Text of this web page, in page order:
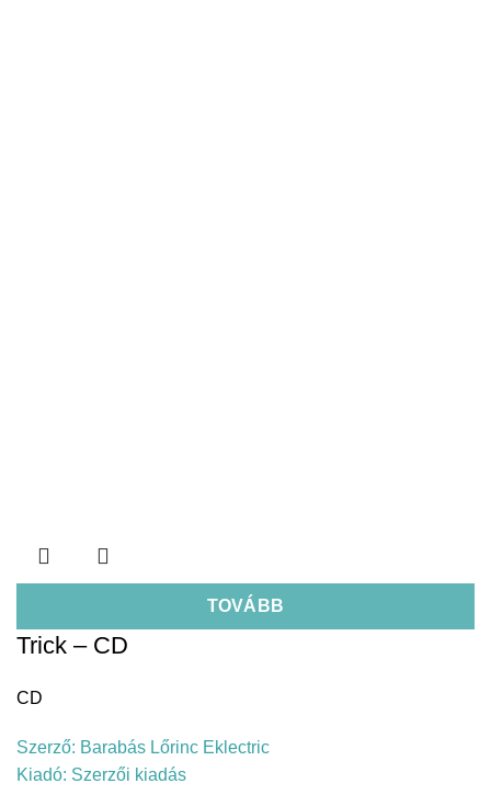
TOVÁBB
Trick – CD
CD
Szerző: Barabás Lőrinc Eklectric
Kiadó: Szerzői kiadás